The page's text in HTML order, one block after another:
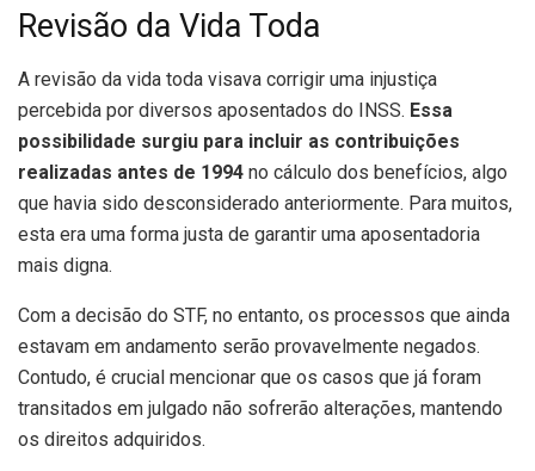
Revisão da Vida Toda
A revisão da vida toda visava corrigir uma injustiça
percebida por diversos aposentados do INSS. Essa
possibilidade surgiu para incluir as contribuições
realizadas antes de 1994 no cálculo dos benefícios, algo
que havia sido desconsiderado anteriormente. Para muitos,
esta era uma forma justa de garantir uma aposentadoria
mais digna.
Com a decisão do STF, no entanto, os processos que ainda
estavam em andamento serão provavelmente negados.
Contudo, é crucial mencionar que os casos que já foram
transitados em julgado não sofrerão alterações, mantendo
os direitos adquiridos.